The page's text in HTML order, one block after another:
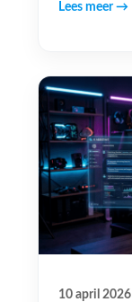
Lees meer →
10 april 2026